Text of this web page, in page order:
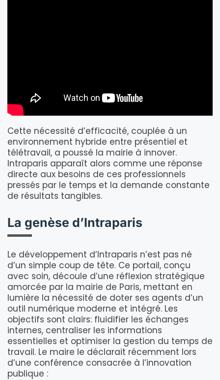
Cette nécessité d’efficacité, couplée à un
environnement hybride entre présentiel et
télétravail, a poussé la mairie à innover.
Intraparis apparaît alors comme une réponse
directe aux besoins de ces professionnels
pressés par le temps et la demande constante
de résultats tangibles.
La genèse d’Intraparis
Le développement d’Intraparis n’est pas né
d’un simple coup de tête. Ce portail, conçu
avec soin, découle d’une réflexion stratégique
amorcée par la mairie de Paris, mettant en
lumière la nécessité de doter ses agents d’un
outil numérique moderne et intégré. Les
objectifs sont clairs: fluidifier les échanges
internes, centraliser les informations
essentielles et optimiser la gestion du temps de
travail. Le maire le déclarait récemment lors
d’une conférence consacrée à l’innovation
publique :